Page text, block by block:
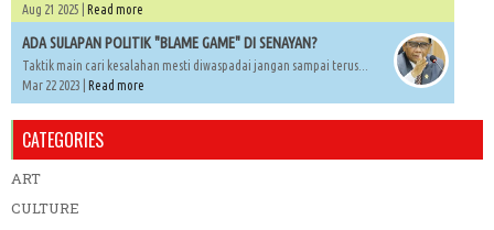
Aug 21 2025 | Read more
ADA SULAPAN POLITIK "BLAME GAME" DI SENAYAN?
Taktik main cari kesalahan mesti diwaspadai jangan sampai terus...
Mar 22 2023 | Read more
CATEGORIES
ART
CULTURE